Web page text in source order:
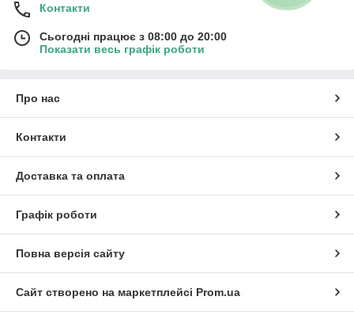
Контакти
Сьогодні працює з 08:00 до 20:00
Показати весь графік роботи
Про нас
Контакти
Доставка та оплата
Графік роботи
Повна версія сайту
Сайт створено на маркетплейсі Prom.ua